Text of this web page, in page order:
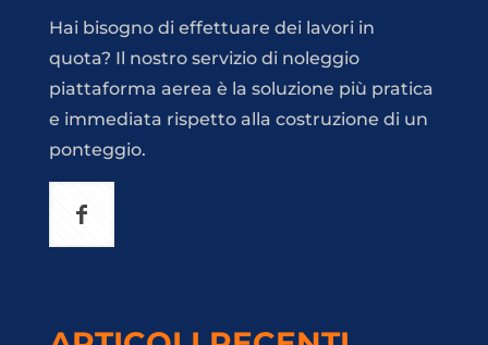
Hai bisogno di effettuare dei lavori in
quota? Il nostro servizio di noleggio
piattaforma aerea è la soluzione più pratica
e immediata rispetto alla costruzione di un
ponteggio.